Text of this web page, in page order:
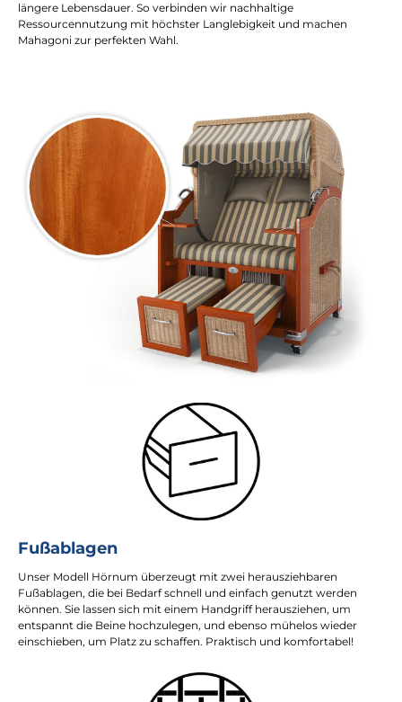
längere Lebensdauer. So verbinden wir nachhaltige
Ressourcennutzung mit höchster Langlebigkeit und machen
Mahagoni zur perfekten Wahl.
Fußablagen
Unser Modell Hörnum überzeugt mit zwei herausziehbaren
Fußablagen, die bei Bedarf schnell und einfach genutzt werden
können. Sie lassen sich mit einem Handgriff herausziehen, um
entspannt die Beine hochzulegen, und ebenso mühelos wieder
einschieben, um Platz zu schaffen. Praktisch und komfortabel!